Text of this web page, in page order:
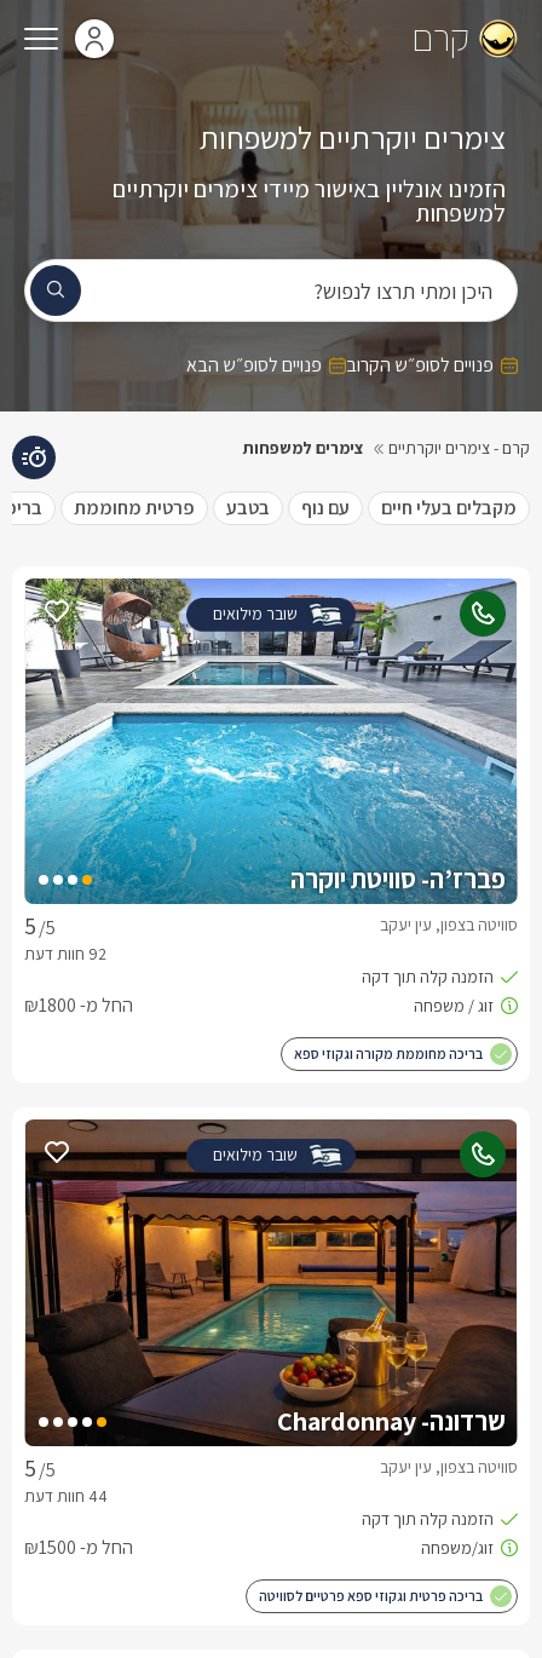
קרם
היכן ומתי תרצו לנפוש?
צימרים יוקרתיים למשפחות
הזמינו אונליין באישור מיידי צימרים יוקרתיים
למשפחות
פנויים לסופ״ש הקרוב פנויים לסופ״ש הבא
קרם - צימרים יוקרתיים צימרים למשפחות
מקבלים בעלי חיים עם נוף בטבע פרטית מחוממת
שובר מילואים
פברז’ה- סוויטת יוקרה
/5 סוויטה בצפון, עין יעקב
החל מ- ₪1800
בריכה מחוממת מקורה וגקוזי ספא
שובר מילואים
שרדונה- Chardonnay
/5 סוויטה בצפון, עין יעקב
החל מ- ₪1500
בריכה פרטית וגקוזי ספא פרטיים לסוויטה